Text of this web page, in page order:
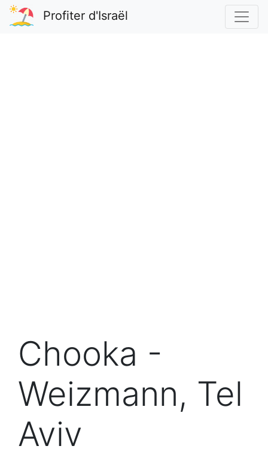
Profiter d'Israël
Chooka -
Weizmann, Tel
Aviv